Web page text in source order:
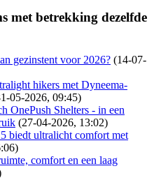
met betrekking dezelfde
gezinstent voor 2026? (14-07-
hikers met Dyneema-
05-2026, 09:45)
OnePush Shelters - in een
(27-04-2026, 13:02)
biedt ultralicht comfort met
comfort en een laag